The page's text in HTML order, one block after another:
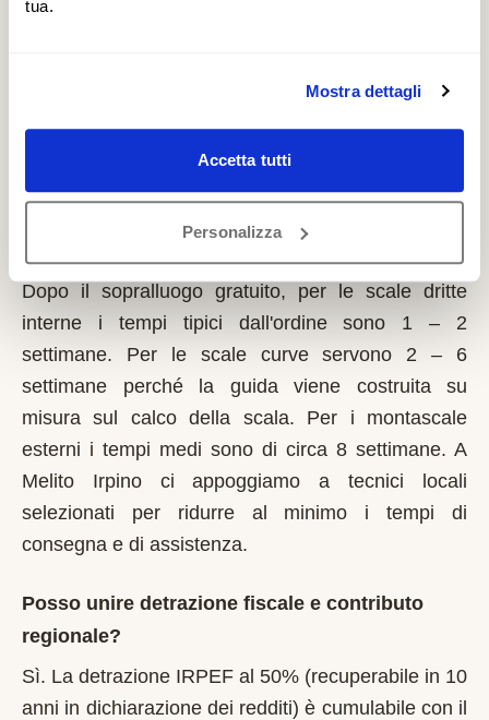
tua.
Mostra dettagli
Accetta tutti
Personalizza
prima dell'inizio dei lavori. Possono fare domanda i
residenti a Melito Irpino con limitazioni motorie
documentate, proprietari o affittuari dell'immobile.
Dopo il sopralluogo gratuito, per le scale dritte
interne i tempi tipici dall'ordine sono 1 – 2
settimane. Per le scale curve servono 2 – 6
settimane perché la guida viene costruita su
misura sul calco della scala. Per i montascale
esterni i tempi medi sono di circa 8 settimane. A
Melito Irpino ci appoggiamo a tecnici locali
selezionati per ridurre al minimo i tempi di
consegna e di assistenza.
Posso unire detrazione fiscale e contributo
regionale?
Sì. La detrazione IRPEF al 50% (recuperabile in 10
anni in dichiarazione dei redditi) è cumulabile con il